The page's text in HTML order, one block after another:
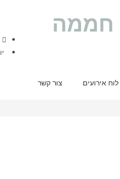
חממה
לוח אירועים צור קשר